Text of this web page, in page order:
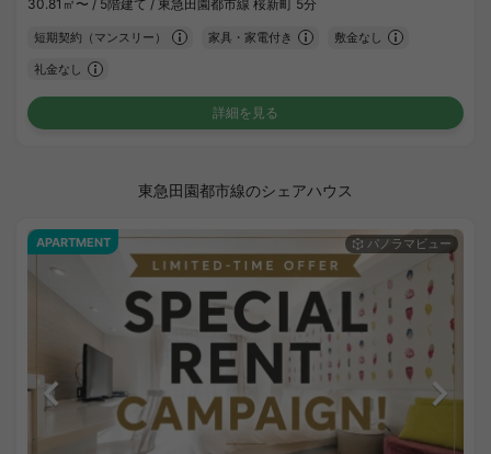
30.81㎡〜 / 5階建て / 東急田園都市線 桜新町 5分
短期契約（マンスリー） 家具・家電付き 敷金なし
礼金なし
詳細を見る
東急田園都市線のシェアハウス
APARTMENT